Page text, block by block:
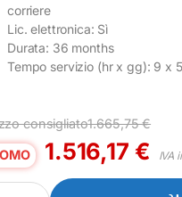
corriere
Lic. elettronica: Sì
Durata: 36 months
Tempo servizio (hr x gg): 9 x 5
consigliato1.665,75€
1.516,17 € IVA
3Y ADVANCED EXCH WS